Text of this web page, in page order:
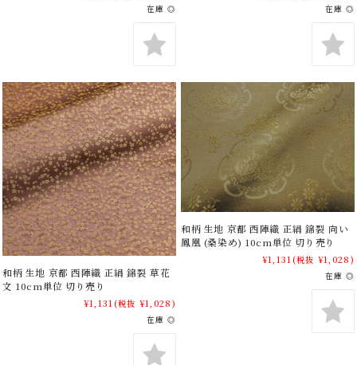
在庫 ◎ 在庫 ◎
和柄 生地 京都 西陣織 正絹 錦裂 草花
文 10cm単位 切り売り
¥1,131 (税抜 ¥1,028)
在庫 ◎
和柄 生地 京都 西陣織 正絹 錦裂 向い
鳳凰 (桑染め) 10cm単位 切り売り
¥1,131 (税抜 ¥1,028)
在庫 ◎